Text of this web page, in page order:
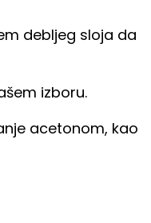
debljeg sloja da
izboru.
acetonom, kao